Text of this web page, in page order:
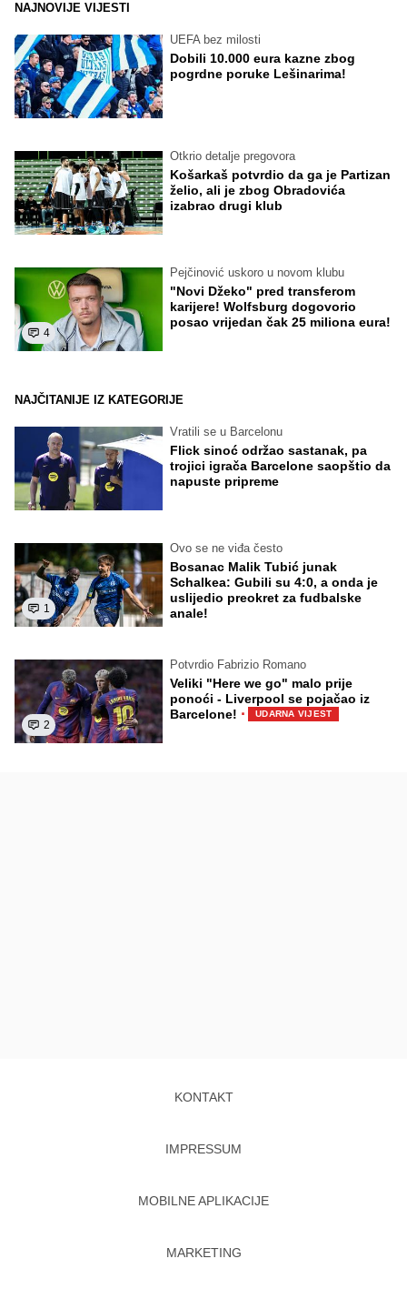
NAJNOVIJE VIJESTI
UEFA bez milosti
Dobili 10.000 eura kazne zbog
pogrdne poruke Lešinarima!
Otkrio detalje pregovora
Košarkaš potvrdio da ga je Partizan
želio, ali je zbog Obradovića
izabrao drugi klub
4
Pejčinović uskoro u novom klubu
"Novi Džeko" pred transferom
karijere! Wolfsburg dogovorio
posao vrijedan čak 25 miliona eura!
NAJČITANIJE IZ KATEGORIJE
Vratili se u Barcelonu
Flick sinoć održao sastanak, pa
trojici igrača Barcelone saopštio da
napuste pripreme
1
Ovo se ne viđa često
Bosanac Malik Tubić junak
Schalkea: Gubili su 4:0, a onda je
uslijedio preokret za fudbalske
anale!
2
Potvrdio Fabrizio Romano
Veliki "Here we go" malo prije
ponoći - Liverpool se pojačao iz
Barcelone! · UDARNA VIJEST
KONTAKT
IMPRESSUM
MOBILNE APLIKACIJE
MARKETING